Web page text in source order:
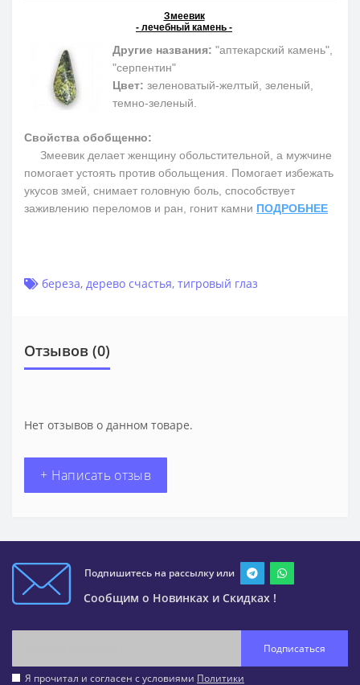
Змеевик
- лечебный камень -
Другие названия: "аптекарский камень",
"серпентин"
Цвет: зеленоватый-желтый, зеленый,
темно-зеленый.
Свойства обобщенно:
Змеевик делает женщину обольстительной, а мужчине
помогает устоять против обольщения. Помогает избежать
укусов змей, снимает головную боль, способствует
заживлению переломов и ран, гонит камни ПОДРОБНЕЕ
береза, дерево счастья, тигровый глаз
Отзывов (0)
Нет отзывов о данном товаре.
+ Написать отзыв
Подпишитесь на рассылку или
Сообщим о Новинках и Скидках !
Подписаться
Я прочитал и согласен с условиями Политики